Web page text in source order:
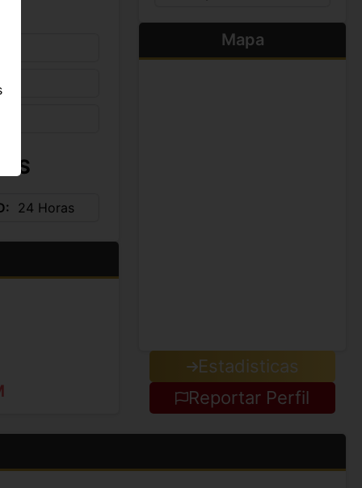
24 Horas
Mapa
Estadisticas
Reportar Perfil